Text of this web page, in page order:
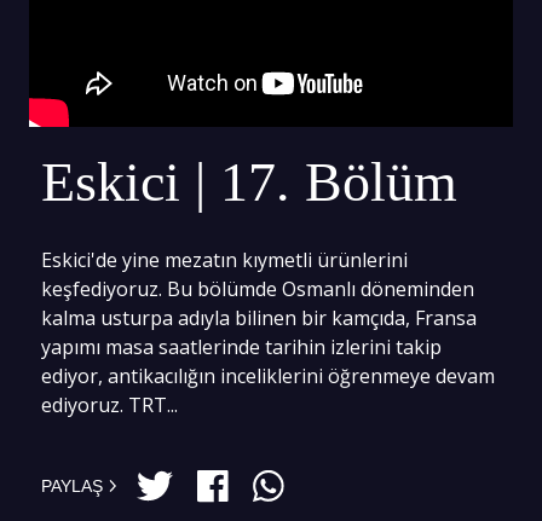
Eskici | 17. Bölüm
Eskici'de yine mezatın kıymetli ürünlerini
keşfediyoruz. Bu bölümde Osmanlı döneminden
kalma usturpa adıyla bilinen bir kamçıda, Fransa
yapımı masa saatlerinde tarihin izlerini takip
ediyor, antikacılığın inceliklerini öğrenmeye devam
ediyoruz. TRT...
PAYLAŞ